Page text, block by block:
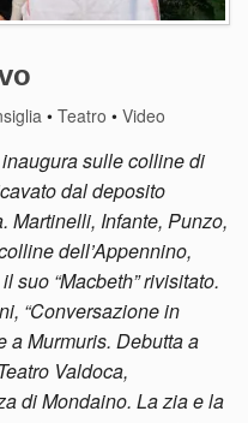
•Teatro •Video
sulle colline di
dal deposito
Martinelli, Infante, Punzo,
dell’Appennino,
suo “Macbeth” rivisitato.
“Conversazione in
a Murmuris. Debutta a
Valdoca,
di Mondaino. La zia e la